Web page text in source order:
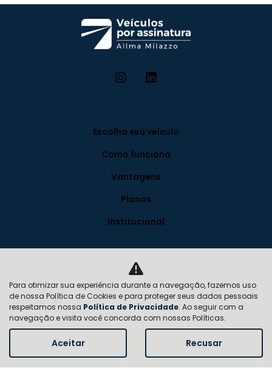
Escolha seu veículo
Como funciona
Vantagens
Planos
Institucional
Contato
FAQ
Trabalhe conosco
Política de privacidade
Blog
Para otimizar sua experiência durante a navegação, fazemos uso
de nossa Política de Cookies e para proteger seus dados pessoais
respeitamos nossa Política de Privacidade. Ao seguir com a
navegação e visita você concorda com nossas Políticas.
Aceitar Recusar